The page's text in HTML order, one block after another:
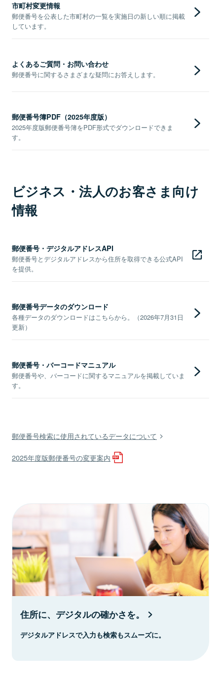
市町村変更情報
郵便番号を公表した市町村の一覧を実施日の新しい順に掲載
しています。
よくあるご質問・お問い合わせ
郵便番号に関するさまざまな疑問にお答えします。
郵便番号簿PDF（2025年度版）
2025年度版郵便番号簿をPDF形式でダウンロードできま
す。
ビジネス・法人のお客さま向け
情報
郵便番号・デジタルアドレスAPI
郵便番号とデジタルアドレスから住所を取得できる公式API
を提供。
郵便番号データのダウンロード
各種データのダウンロードはこちらから。（2026年7月31日
更新）
郵便番号・バーコードマニュアル
郵便番号や、バーコードに関するマニュアルを掲載していま
す。
郵便番号検索に使用されているデータについて
2025年度版郵便番号の変更案内
住所に、デジタルの確かさを。
デジタルアドレスで入力も検索もスムーズに。